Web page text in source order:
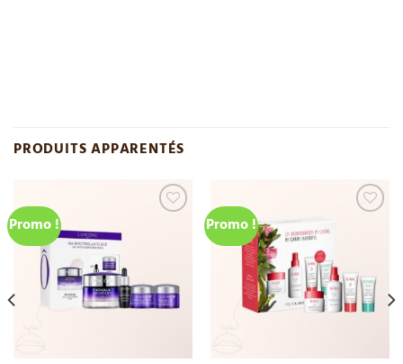
PRODUITS APPARENTÉS
Promo ! Promo !